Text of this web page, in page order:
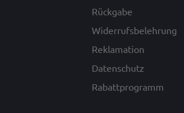
Rückgabe
Widerrufsbelehrung
Reklamation
Datenschutz
Rabattprogramm